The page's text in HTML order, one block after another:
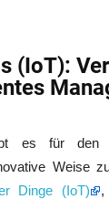
(IoT):
es für den
Weise
Dinge (IoT)
,